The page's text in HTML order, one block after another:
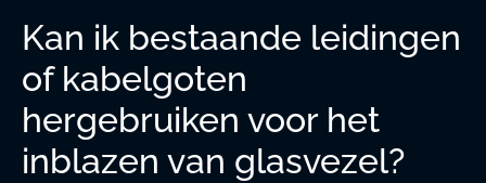
Kan ik bestaande leidingen
of kabelgoten
hergebruiken voor het
inblazen van glasvezel?